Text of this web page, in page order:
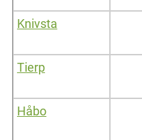
Knivsta
Tierp
Håbo